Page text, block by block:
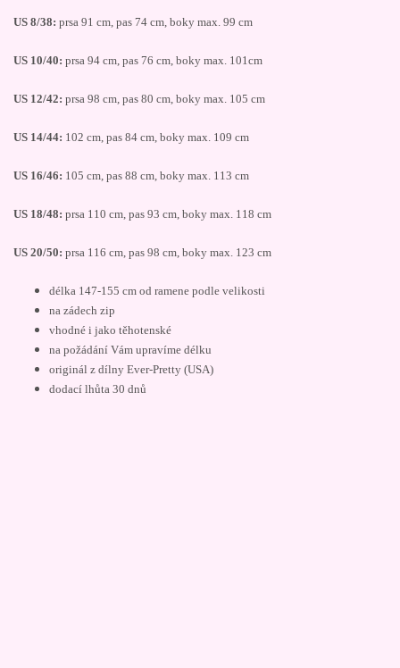
US 8/38: prsa 91 cm, pas 74 cm, boky max. 99 cm
US 10/40: prsa 94 cm, pas 76 cm, boky max. 101cm
US 12/42: prsa 98 cm, pas 80 cm, boky max. 105 cm
US 14/44: 102 cm, pas 84 cm, boky max. 109 cm
US 16/46: 105 cm, pas 88 cm, boky max. 113 cm
US 18/48: prsa 110 cm, pas 93 cm, boky max. 118 cm
US 20/50: prsa 116 cm, pas 98 cm, boky max. 123 cm
délka 147-155 cm od ramene podle velikosti
na zádech zip
vhodné i jako těhotenské
na požádání Vám upravíme délku
originál z dílny Ever-Pretty (USA)
dodací lhůta 30 dnů